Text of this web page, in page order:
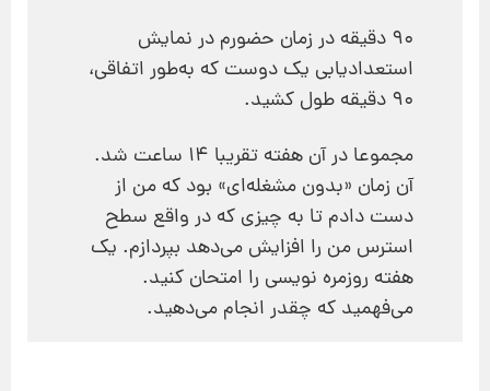
۹۰ دقیقه در زمان حضورم در نمایش
استعدادیابی یک دوست که به‌طور اتفاقی،
۹۰ دقیقه طول کشید.
مجموعا در آن هفته تقریبا ۱۴ ساعت شد.
آن زمان «بدون مشغله‌ای» بود که من از
دست دادم تا به چیزی که در واقع سطح
استرس من را افزایش می‌دهد بپردازم. یک
هفته روزمره نویسی را امتحان کنید.
می‌فهمید که چقدر انجام می‌دهید.